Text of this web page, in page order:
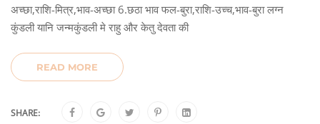
अच्छा,राशि-मित्र,भाव-अच्छा 6.छठा भाव फल-बुरा,राशि-उच्च,भाव-बुरा लग्न
कुंडली यानि जन्मकुंडली मे राहु और केतु देवता की
READ MORE
SHARE: